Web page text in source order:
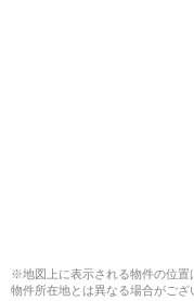
※地図上に表示される物件の位置
物件所在地とは異なる場合がござ